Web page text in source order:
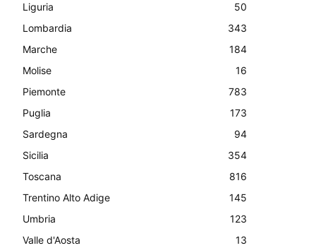
Liguria
50
Lombardia
343
Marche
184
Molise
16
Piemonte
783
Puglia
173
Sardegna
94
Sicilia
354
Toscana
816
Trentino Alto Adige
145
Umbria
123
Valle d'Aosta
13